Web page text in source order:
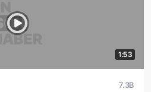
1:53
7.3B